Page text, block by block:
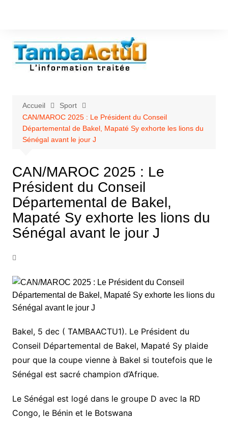
Accueil
Sport
CAN/MAROC 2025 : Le Président du Conseil
Départemental de Bakel, Mapaté Sy exhorte les lions du
Sénégal avant le jour J
CAN/MAROC 2025 : Le
Président du Conseil
Départemental de Bakel,
Mapaté Sy exhorte les lions du
Sénégal avant le jour J
Bakel, 5 dec ( TAMBAACTU1). Le Président du
Conseil Départemental de Bakel, Mapaté Sy plaide
pour que la coupe vienne à Bakel si toutefois que le
Sénégal est sacré champion d’Afrique.
Le Sénégal est logé dans le groupe D avec la RD
Congo, le Bénin et le Botswana